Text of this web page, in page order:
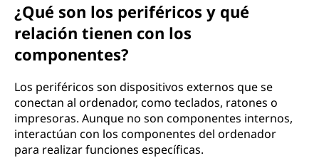
¿Qué son los periféricos y qué
relación tienen con los
componentes?
Los periféricos son dispositivos externos que se
conectan al ordenador, como teclados, ratones o
impresoras. Aunque no son componentes internos,
interactúan con los componentes del ordenador
para realizar funciones específicas.